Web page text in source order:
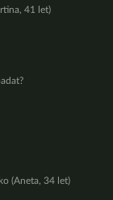
41 let)
(Aneta, 34 let)